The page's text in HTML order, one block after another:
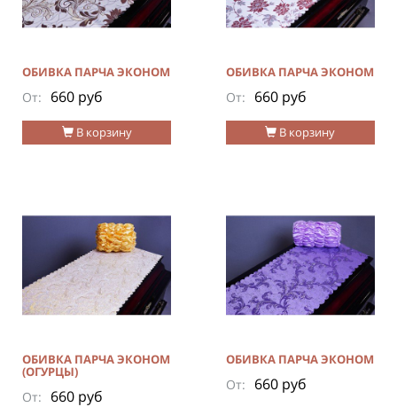
В корзину
ОБИВКА ПАРЧА ЭКОНОМ
От: 660 руб
В корзину
ОБИВКА ПАРЧА ЭКОНОМ
От: 660 руб
ОБИВКА ПАРЧА ЭКОНОМ
(ОГУРЦЫ)
От: 660 руб
ОБИВКА ПАРЧА ЭКОНОМ
От: 660 руб